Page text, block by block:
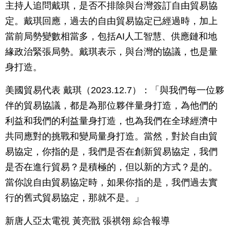
主持人追問戴琪，是否不排除與台灣簽訂自由貿易協
定。戴琪回應，過去的自由貿易協定已經過時，加上
當前局勢變數相當多，包括AI人工智慧、供應鏈和地
緣政治緊張局勢。戴琪表示，與台灣的協議，也是量
身打造。
美國貿易代表 戴琪（2023.12.7）：「與我們每一位夥
伴的貿易協議，都是為那位夥伴量身打造，為他們的
利益和我們的利益量身打造，也為我們在全球經濟中
共同應對的挑戰和變局量身打造。當然，對於自由貿
易協定，你指的是，我們是否在創新貿易協定，我們
是否在進行貿易？是積極的，但以新的方式？是的。
當你說自由貿易協定時，如果你指的是，我們過去實
行的舊式貿易協定，那就不是。」
新唐人亞太電視 黃亮戩 張祺翎 綜合報導